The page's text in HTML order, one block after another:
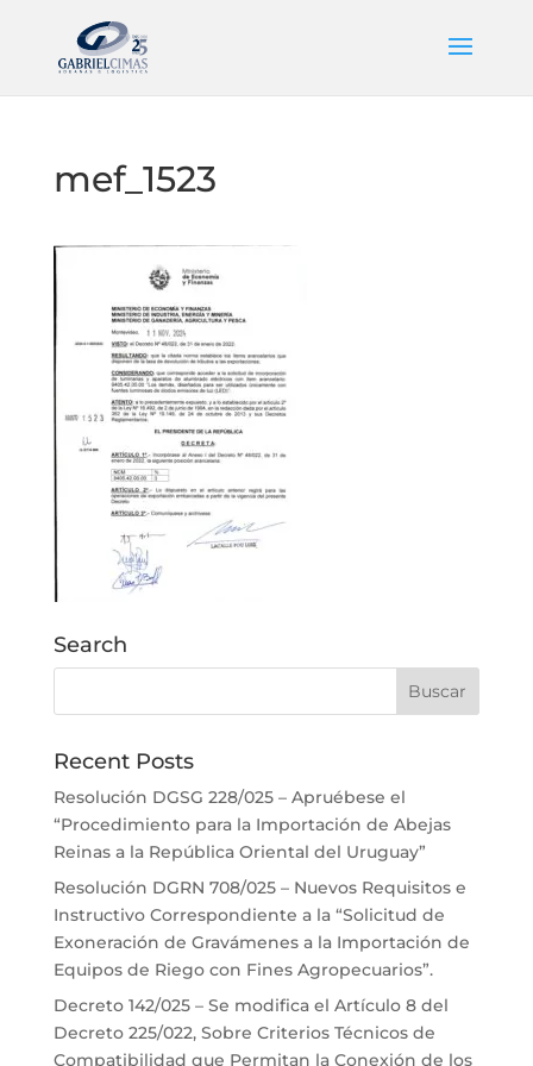
mef_1523
Search
Recent Posts
Resolución DGSG 228/025 – Apruébese el
“Procedimiento para la Importación de Abejas
Reinas a la República Oriental del Uruguay”
Resolución DGRN 708/025 – Nuevos Requisitos e
Instructivo Correspondiente a la “Solicitud de
Exoneración de Gravámenes a la Importación de
Equipos de Riego con Fines Agropecuarios”.
Decreto 142/025 – Se modifica el Artículo 8 del
Decreto 225/022, Sobre Criterios Técnicos de
Compatibilidad que Permitan la Conexión de los